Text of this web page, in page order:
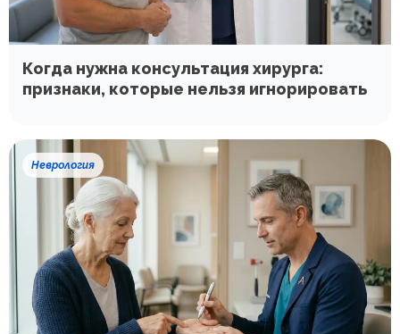
Когда нужна консультация хирурга:
признаки, которые нельзя игнорировать
Неврология